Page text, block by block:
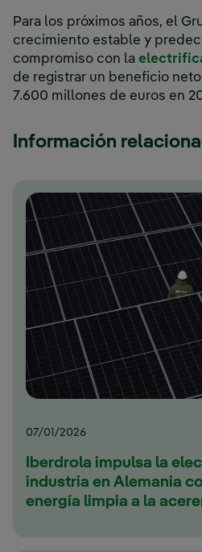
Para los próximos años, el
crecimiento estable y
compromiso con la
de registrar un beneficio
7.600 millones de euros en
Información
07/01/2026
Iberdrola impulsa la
industria en Alemania
energía limpia a la